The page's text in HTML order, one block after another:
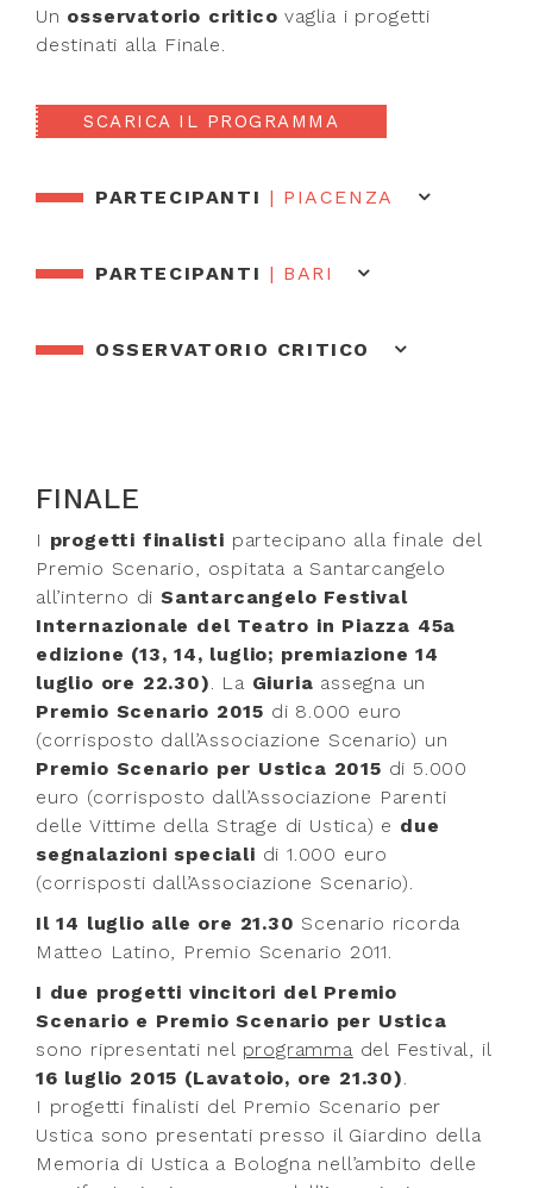
Un osservatorio criticovaglia i progetti
destinati alla Finale.
SCARICA IL PROGRAMMA
PARTECIPANTI | PIACENZA
PARTECIPANTI | BARI
OSSERVATORIO CRITICO
FINALE
I progetti finalisti partecipano alla finale del
Premio Scenario, ospitata a Santarcangelo
all’interno diSantarcangelo Festival
Internazionale del Teatro in Piazza 45a
edizione (13, 14, luglio; premiazione 14
luglio ore 22.30). La Giuria assegna un
Premio Scenario 2015 di 8.000 euro
(corrisposto dall’Associazione Scenario) un
Premio Scenario per Ustica 2015 di 5.000
euro (corrisposto dall’Associazione Parenti
delle Vittime della Strage di Ustica) e due
segnalazioni speciali di 1.000 euro
(corrisposti dall’Associazione Scenario).
Il 14 luglio alle ore 21.30 Scenario ricorda
Matteo Latino, Premio Scenario 2011.
I due progetti vincitori del Premio
Scenario e Premio Scenario per Ustica
sono ripresentati nel programmadel Festival, il
16 luglio 2015 (Lavatoio, ore 21.30).
I progetti finalisti del Premio Scenario per
Ustica sono presentati presso il Giardino della
Memoria di Ustica a Bologna nell’ambito delle